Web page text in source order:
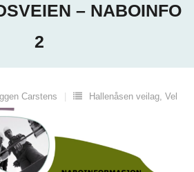
– NABOINFO
2
Carstens Hallenåsen veilag, Vel